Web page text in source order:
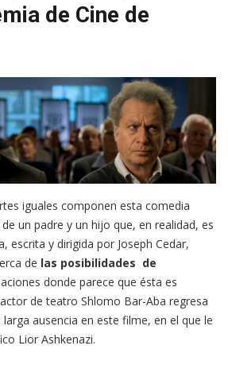
de Cine de
iguales componen esta comedia
un padre y un hijo que, en realidad, es
escrita y dirigida por Joseph Cedar,
de las posibilidades de
donde parece que ésta es
de teatro Shlomo Bar-Aba regresa
ausencia en este filme, en el que le
Lior Ashkenazi.